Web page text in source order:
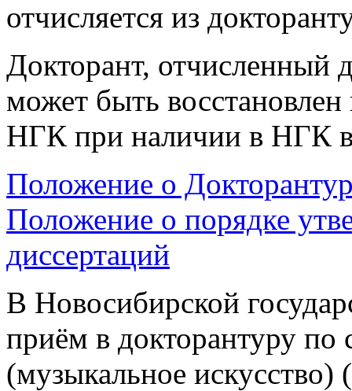
отчисляется из
Докторант, отчисленный
может быть
НГК при наличии в НГК
Положение о
Положение о порядке
диссертаций
В Новосибирской
приём в докторантуру по
(музыкальное искусство)